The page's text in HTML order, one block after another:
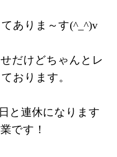
ありま～す(^_^)v
だけどちゃんとレ
おります。
と連休になります
です！